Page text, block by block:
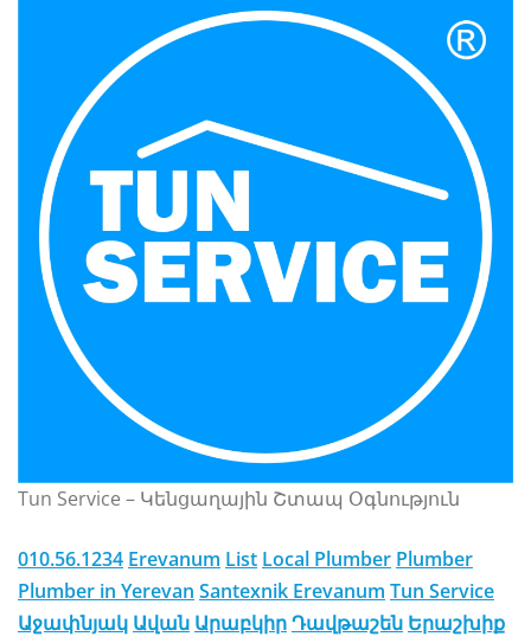
Tun Service – Կենցաղային Շտապ Օգնություն
010.56.1234 Erevanum List Local Plumber Plumber
Plumber in Yerevan Santexnik Erevanum Tun Service
Աջափնյակ Ավան ԱրաբկիրԴավթաշեն Երաշխիք